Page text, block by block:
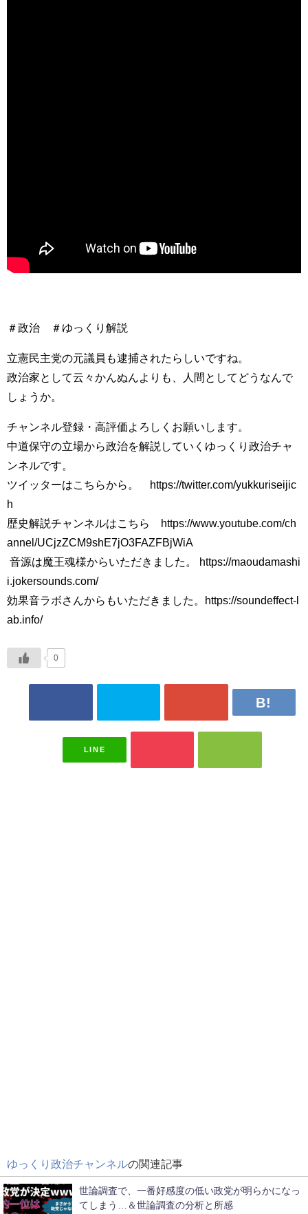
＃政治 ＃ゆっくり解説
立憲民主党の元議員も逮捕されたらしいですね。
政治家として云々かんぬんよりも、人間としてどうなんで
しょうか。
チャンネル登録・高評価よろしくお願いします。
中道保守の立場から政治を解説していくゆっくり政治チャ
ンネルです。
ツイッターはこちらから。 https://twitter.com/yukkuriseijic
h
歴史解説チャンネルはこちら https://www.youtube.com/ch
annel/UCjzZCM9shE7jO3FAZFBjWiA
​ 音源は魔王魂様からいただきました。 https://maoudamashi
i.jokersounds.com/
効果音ラボさんからもいただきました。https://soundeffect-l
ab.info/
0
LINE
ゆっくり政治チャンネルの関連記事
世論調査で、一番好感度の低い政党が明らかになっ
てしまう…＆世論調査の分析と所感